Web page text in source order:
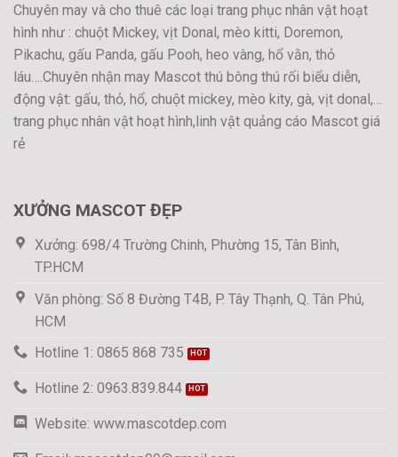
Chuyên may và cho thuê các loại trang phục nhân vật hoạt
hình như : chuột Mickey, vịt Donal, mèo kitti, Doremon,
Pikachu, gấu Panda, gấu Pooh, heo vàng, hổ vằn, thỏ
láu….Chuyên nhận may Mascot thú bông thú rối biểu diễn,
động vật: gấu, thỏ, hổ, chuột mickey, mèo kity, gà, vịt donal,…
trang phục nhân vật hoạt hình,linh vật quảng cáo Mascot giá
rẻ
XƯỞNG MASCOT ĐẸP
Xưởng: 698/4 Trường Chinh, Phường 15, Tân Bình,
TP.HCM
Văn phòng: Số 8 Đường T4B, P. Tây Thạnh, Q. Tân Phú,
HCM
Hotline 1: 0865 868 735
Hotline 2: 0963.839.844
Website: www.mascotdep.com